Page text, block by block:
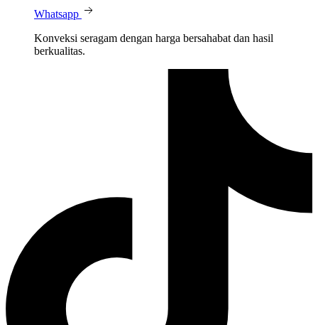
Whatsapp
Konveksi seragam dengan harga bersahabat dan hasil
berkualitas.